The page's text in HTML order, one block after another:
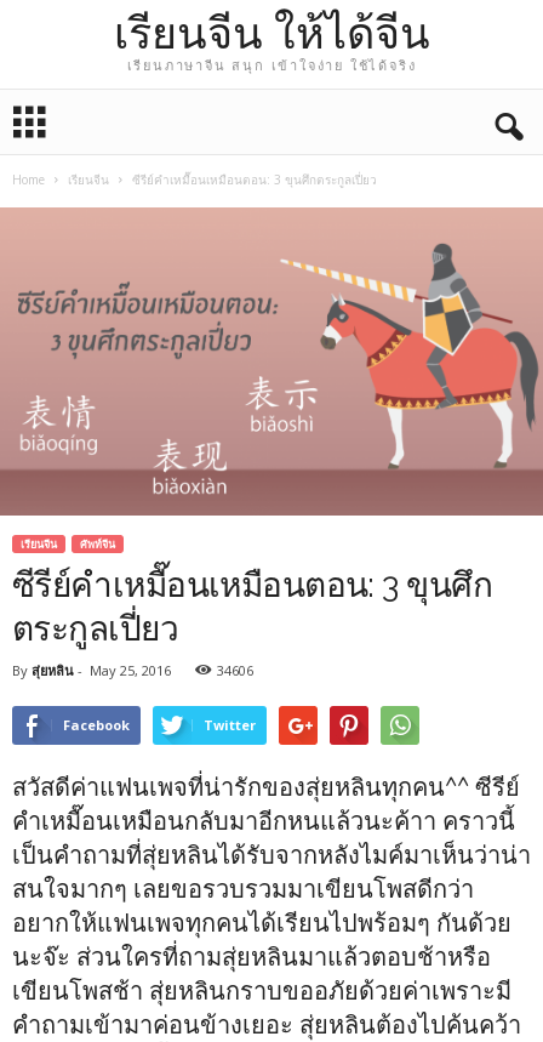
เรียนจีน ให้ได้จีน
เรียนภาษาจีน สนุก เข้าใจง่าย ใช้ได้จริง
Home เรียนจีน ซีรีย์คำเหมื๊อนเหมือนตอน: 3 ขุนศึกตระกูลเปี่ยว
เรียนจีน ศัพท์จีน
ซีรีย์คำเหมื๊อนเหมือนตอน: 3 ขุนศึก
ตระกูลเปี่ยว
By สุ่ยหลิน - May 25, 2016 34606
Facebook Twitter
สวัสดีค่าแฟนเพจที่น่ารักของสุ่ยหลินทุกคน^^ ซีรีย์
คำเหมื๊อนเหมือนกลับมาอีกหนแล้วนะค้าา คราวนี้
เป็นคำถามที่สุ่ยหลินได้รับจากหลังไมค์มาเห็นว่าน่า
สนใจมากๆ เลยขอรวบรวมมาเขียนโพสดีกว่า
อยากให้แฟนเพจทุกคนได้เรียนไปพร้อมๆ กันด้วย
นะจ๊ะ ส่วนใครที่ถามสุ่ยหลินมาแล้วตอบช้าหรือ
เขียนโพสช้า สุ่ยหลินกราบขออภัยด้วยค่าเพราะมี
คำถามเข้ามาค่อนข้างเยอะ สุ่ยหลินต้องไปค้นคว้า